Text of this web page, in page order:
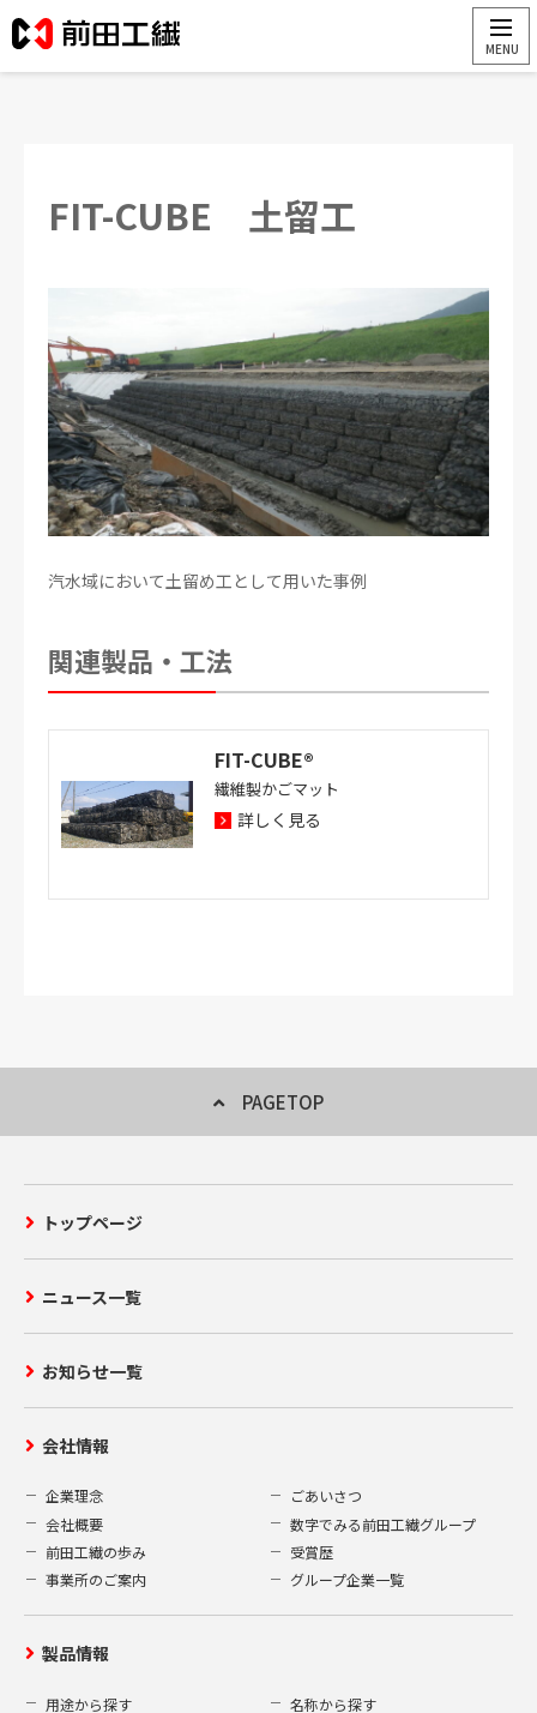
FIT-CUBE 土留工
汽水域において土留め工として用いた事例
関連製品・工法
FIT-CUBE®
繊維製かごマット
詳しく見る
PAGETOP
トップページ
ニュース一覧
お知らせ一覧
会社情報
企業理念
ごあいさつ
会社概要
数字でみる前田工繊グループ
前田工繊の歩み
受賞歴
事業所のご案内
グループ企業一覧
製品情報
用途から探す
名称から探す